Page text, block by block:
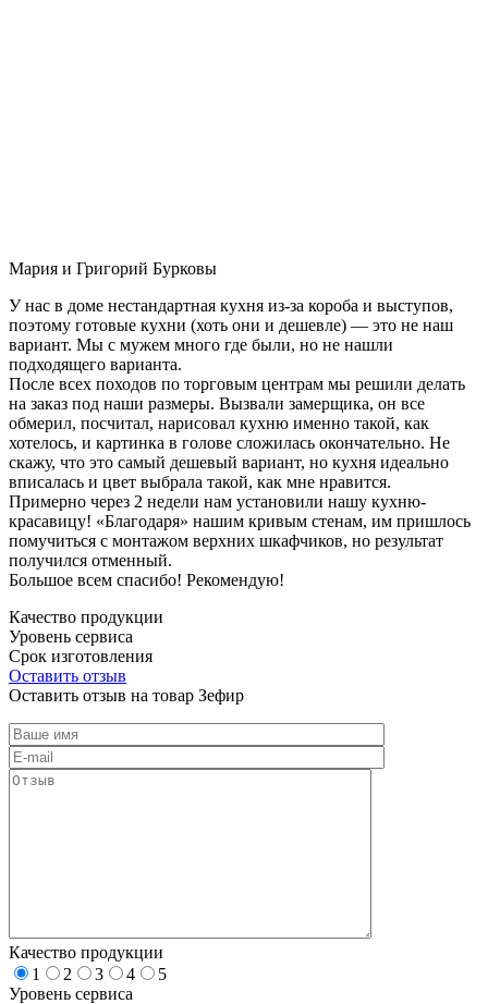
Мария и Григорий Бурковы
У нас в доме нестандартная кухня из-за короба и выступов,
поэтому готовые кухни (хоть они и дешевле) — это не наш
вариант. Мы с мужем много где были, но не нашли
подходящего варианта.
После всех походов по торговым центрам мы решили делать
на заказ под наши размеры. Вызвали замерщика, он все
обмерил, посчитал, нарисовал кухню именно такой, как
хотелось, и картинка в голове сложилась окончательно. Не
скажу, что это самый дешевый вариант, но кухня идеально
вписалась и цвет выбрала такой, как мне нравится.
Примерно через 2 недели нам установили нашу кухню-
красавицу! «Благодаря» нашим кривым стенам, им пришлось
помучиться с монтажом верхних шкафчиков, но результат
получился отменный.
Большое всем спасибо! Рекомендую!
Качество продукции
Уровень сервиса
Срок изготовления
Оставить отзыв
Оставить отзыв на товар Зефир
Качество продукции
1
2 3 4
5
Уровень сервиса